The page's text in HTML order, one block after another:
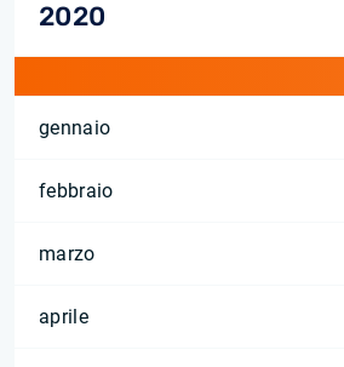
2020
gennaio
febbraio
marzo
aprile